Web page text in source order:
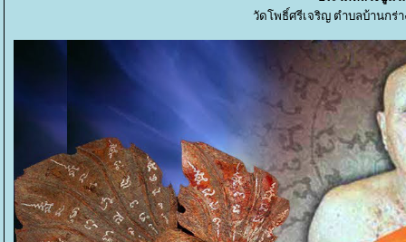
วัดโพธิ์ศรีเจริญ ตำบลบ้านกร่